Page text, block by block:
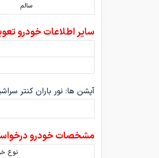
سالم
سایر اطلاعات خودرو
آپشن ها: نور باران کنتر
مشخصات خودرو
نوع